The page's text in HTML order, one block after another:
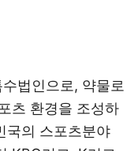
법인으로, 약물로
츠 환경을 조성하
국의 스포츠분야